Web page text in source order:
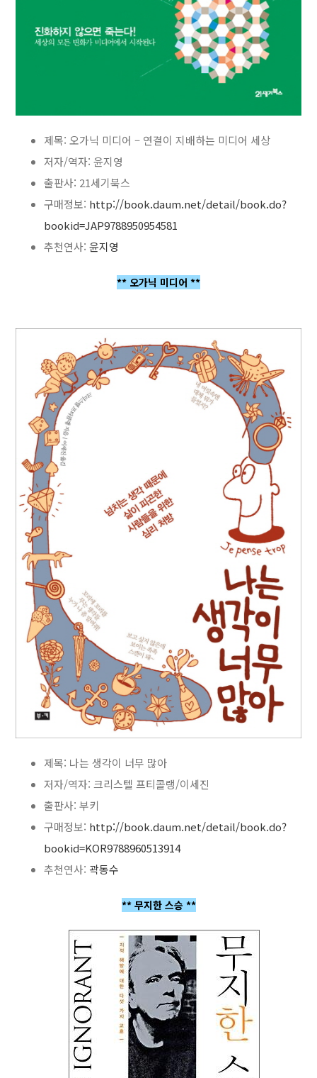
제목: 오가닉 미디어 – 연결이 지배하는 미디어 세상
저자/역자: 윤지영
출판사: 21세기북스
구매정보: http://book.daum.net/detail/book.do?
bookid=JAP9788950954581
추천연사:윤지영
** 오가닉 미디어 **
제목: 나는 생각이 너무 많아
저자/역자: 크리스텔 프티콜랭/이세진
출판사: 부키
구매정보: http://book.daum.net/detail/book.do?
bookid=KOR9788960513914
추천연사: 곽동수
** 무지한 스승 **